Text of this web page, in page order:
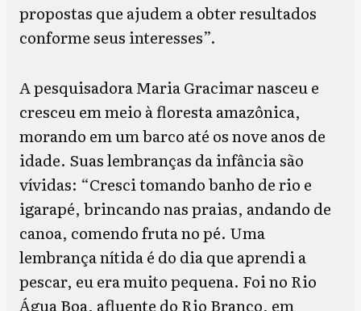
propostas que ajudem a obter resultados
conforme seus interesses”.
A pesquisadora Maria Gracimar nasceu e
cresceu em meio à floresta amazônica,
morando em um barco até os nove anos de
idade. Suas lembranças da infância são
vívidas: “Cresci tomando banho de rio e
igarapé, brincando nas praias, andando de
canoa, comendo fruta no pé. Uma
lembrança nítida é do dia que aprendi a
pescar, eu era muito pequena. Foi no Rio
Água Boa, afluente do Rio Branco, em